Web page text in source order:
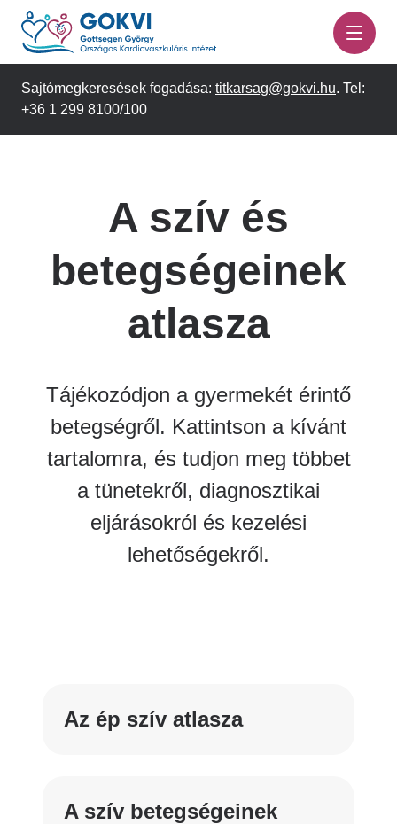
Ugrás
tartalomra
Sajtómegkeresések fogadása: titkarsag@gokvi.hu. Tel:
+36 1 299 8100/100
A szív és
betegségeinek
atlasza
Tájékozódjon a gyermekét érintő
betegségről. Kattintson a kívánt
tartalomra, és tudjon meg többet
a tünetekről, diagnosztikai
eljárásokról és kezelési
lehetőségekről.
Az ép szív atlasza
A szív betegségeinek